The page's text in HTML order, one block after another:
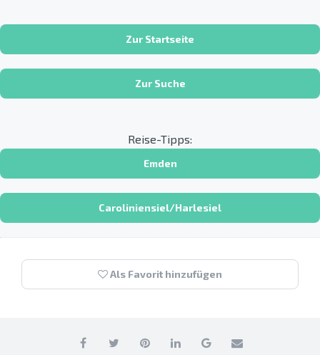
Zur Startseite
Zur Suche
Reise-Tipps:
Emden
Caroliniensiel/Harlesiel
Als Favorit hinzufügen